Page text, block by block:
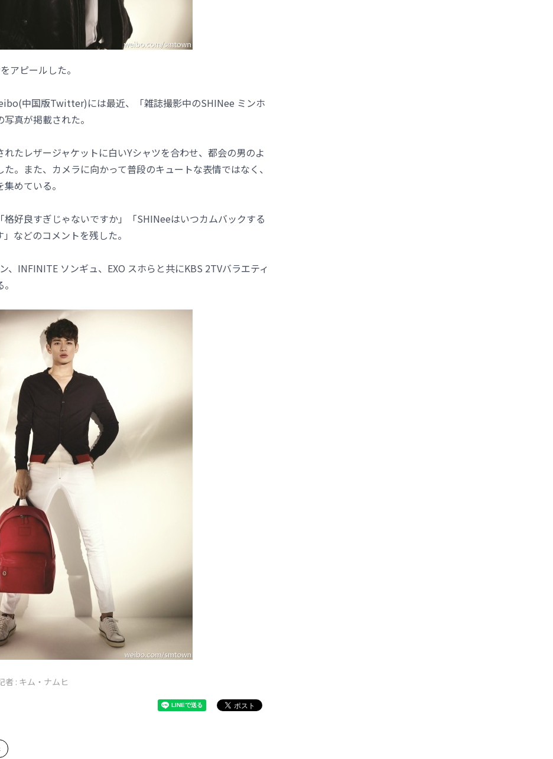
アピールした。
中国版Twitter)には最近、「雑誌撮影中のSHINee ミンホ
真が掲載された。
たレザージャケットに白いYシャツを合わせ、都会の男のよ
。また、カメラに向かって普段のキュートな表情ではなく、
めている。
好良すぎじゃないですか」「SHINeeはいつカムバックする
などのコメントを残した。
、INFINITE ソンギュ、EXO スホらと共にKBS 2TVバラエティ
者 : キム・ナムヒ